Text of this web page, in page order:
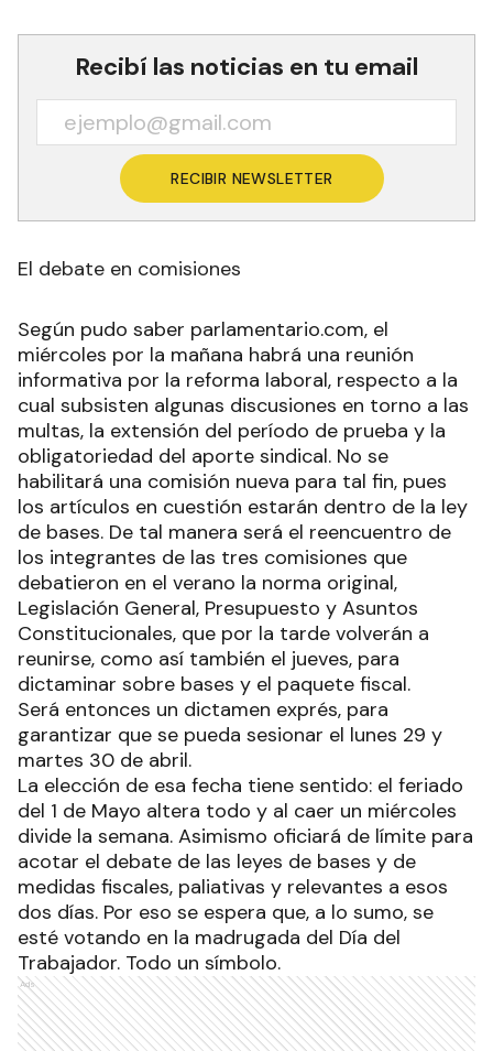
Recibí las noticias en tu email
RECIBIR NEWSLETTER
El debate en comisiones
Según pudo saber parlamentario.com, el
miércoles por la mañana habrá una reunión
informativa por la reforma laboral, respecto a la
cual subsisten algunas discusiones en torno a las
multas, la extensión del período de prueba y la
obligatoriedad del aporte sindical. No se
habilitará una comisión nueva para tal fin, pues
los artículos en cuestión estarán dentro de la ley
de bases. De tal manera será el reencuentro de
los integrantes de las tres comisiones que
debatieron en el verano la norma original,
Legislación General, Presupuesto y Asuntos
Constitucionales, que por la tarde volverán a
reunirse, como así también el jueves, para
dictaminar sobre bases y el paquete fiscal.
Será entonces un dictamen exprés, para
garantizar que se pueda sesionar el lunes 29 y
martes 30 de abril.
La elección de esa fecha tiene sentido: el feriado
del 1 de Mayo altera todo y al caer un miércoles
divide la semana. Asimismo oficiará de límite para
acotar el debate de las leyes de bases y de
medidas fiscales, paliativas y relevantes a esos
dos días. Por eso se espera que, a lo sumo, se
esté votando en la madrugada del Día del
Trabajador. Todo un símbolo.
Ads